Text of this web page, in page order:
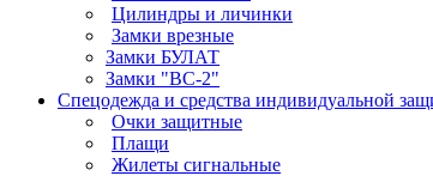
Цилиндры и личинки
Замки врезные
Замки БУЛАТ
Замки "ВС-2"
Спецодежда и средства индивидуальной
Очки защитные
Плащи
Жилеты сигнальные